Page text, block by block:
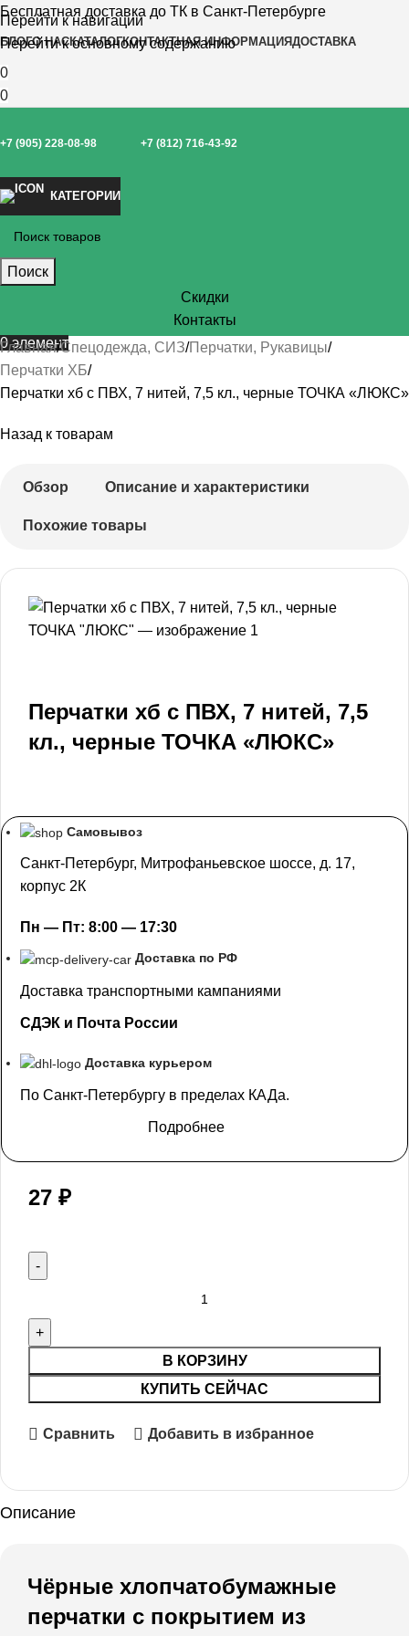
Перейти к навигации
Перейти к основному содержанию
Бесплатная доставка до ТК в Санкт-Петербурге
БЛОГО НАСКАТАЛОГКОНТАКТНАЯ ИНФОРМАЦИЯДОСТАВКА
0
0
+7 (905) 228-08-98 +7 (812) 716-43-92
КАТЕГОРИИ
Поиск
Скидки
Контакты
0элемент
Главная Спецодежда, СИЗ Перчатки, Рукавицы
Перчатки ХБ
Перчатки хб с ПВХ, 7 нитей, 7,5 кл., черные ТОЧКА «ЛЮКС»
Назад к товарам
Обзор Описание и характеристики
Похожие товары
Перчатки хб с ПВХ, 7 нитей, 7,5
кл., черные ТОЧКА «ЛЮКС»
Самовывоз
Санкт-Петербург, Митрофаньевское шоссе, д. 17,
корпус 2К
Пн — Пт: 8:00 — 17:30
Доставка по РФ
Доставка транспортными кампаниями
СДЭК и Почта России
Доставка курьером
По Санкт-Петербургу в пределах КАДа.
Подробнее
27 ₽
В КОРЗИНУ
КУПИТЬ СЕЙЧАС
Сравнить Добавить в избранное
Описание
Чёрные хлопчатобумажные
перчатки с покрытием из